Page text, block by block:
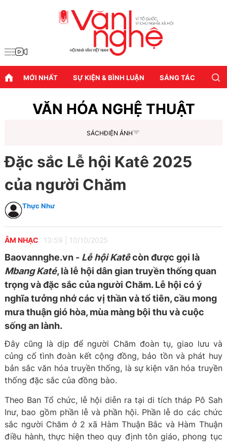
MỚI NHẤT SỰ KIỆN & BÌNH LUẬN SÁNG TÁC
VĂN HÓA NGHỆ THUẬT
SÁCHĐIỆN ẢNH
Đặc sắc Lễ hội Katê 2025
của người Chăm
Thực Như
ÂM NHẠC 13:59 10/10/2025
Baovannghe.vn - Lễ hội Katêcòn được gọi là
Mbang Katé, là lễ hội dân gian truyền thống quan
trọng và đặc sắc của người Chăm. Lễ hội có ý
nghĩa tưởng nhớ các vị thần và tổ tiên, cầu mong
mưa thuận gió hòa, mùa màng bội thu và cuộc
sống an lành.
Đây cũng là dịp để người Chăm đoàn tụ, giao lưu và
củng cố tình đoàn kết cộng đồng, bảo tồn và phát huy
bản sắc văn hóa truyền thống, là sự kiện văn hóa truyền
thống đặc sắc của đồng bào.
Theo Ban Tổ chức, lễ hội diễn ra tại di tích tháp Pô Sah
Inư, bao gồm phần lễ và phần hội. Phần lễ do các chức
sắc người Chăm ở 2 xã Hàm Thuận Bắc và Hàm Thuận
điều hành, thực hiện theo quy định tôn giáo, phong tục